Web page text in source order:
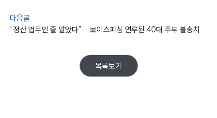
업무분야
전체
다음글
“정산 업무인 줄 알았다”… 보이스피싱 연루된 40대 주부 불송치
목록보기